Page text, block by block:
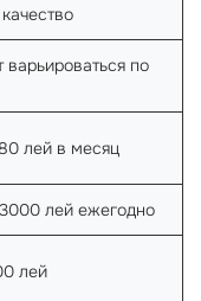
по
лей в месяц
лей ежегодно
лей